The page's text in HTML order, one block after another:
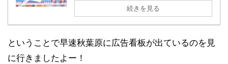
続きを見る
ということで早速秋葉原に広告看板が出ているのを見
に行きましたよー！